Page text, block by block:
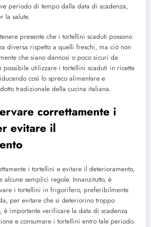
periodo di tempo dalla data di scadenza,
la salute.
presente che i tortellini scaduti possono
diversa rispetto a quelli freschi, ma ciò non
che siano dannosi o poco sicuri da
possibile utilizzare i tortellini scaduti in ricette
così lo spreco alimentare e
tradizionale della cucina italiana.
correttamente i
evitare il
i tortellini e evitare il deterioramento,
alcune semplici regole. Innanzitutto, è
i tortellini in frigorifero, preferibilmente
per evitare che si deteriorino troppo
è importante verificare la data di scadenza
e consumare i tortellini entro tale periodo.